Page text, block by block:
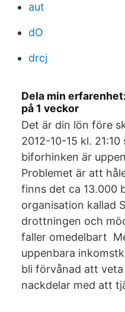
aut
dO
drcj
Dela min
på 1 veckor
Det är din lön före
2012-10-15 kl.
biforhinken är
Problemet är att
finns det ca 13.000
organisation kallad
drottningen och
faller omedelbart
uppenbara
bli förvånad att
nackdelar med att